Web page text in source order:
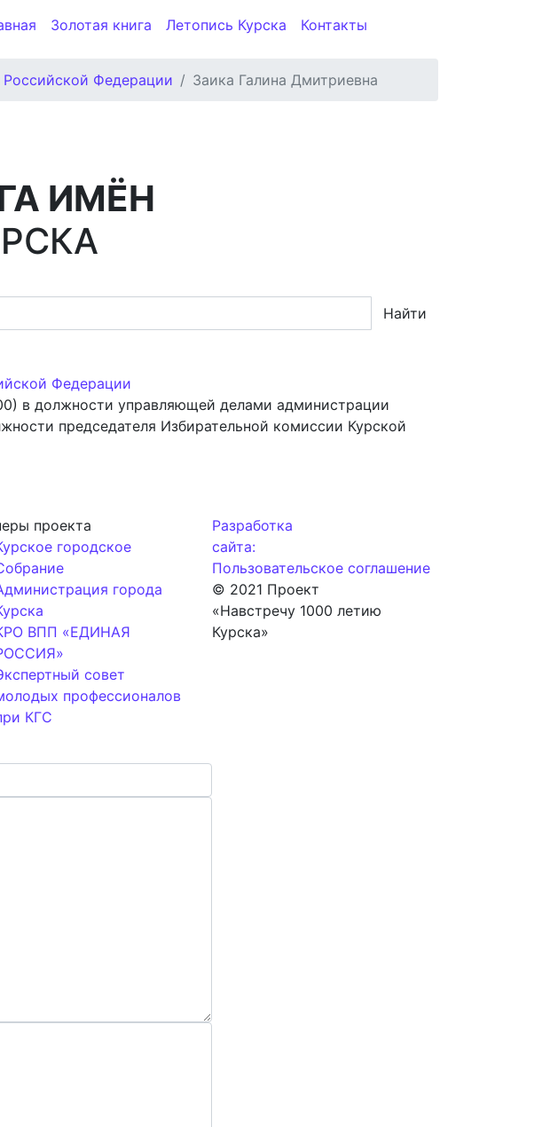
Золотая книга Летопись Курска Контакты
Федерации Заика Галина Дмитриевна
ИМЁН
Найти
Федерации
в должности управляющей делами администрации
председателя Избирательной комиссии Курской
проекта
городское
города
ВПП «ЕДИНАЯ
совет
профессионалов
КГС
Разработка
сайта:
Пользовательское соглашение
© 2021 Проект
«Навстречу 1000 летию
Курска»